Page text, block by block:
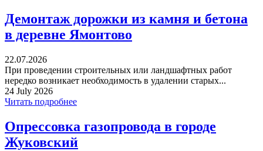
Демонтаж дорожки из камня и бетона
в деревне Ямонтово
22.07.2026
При проведении строительных или ландшафтных работ
нередко возникает необходимость в удалении старых...
24 July 2026
Читать подробнее
Опрессовка газопровода в городе
Жуковский